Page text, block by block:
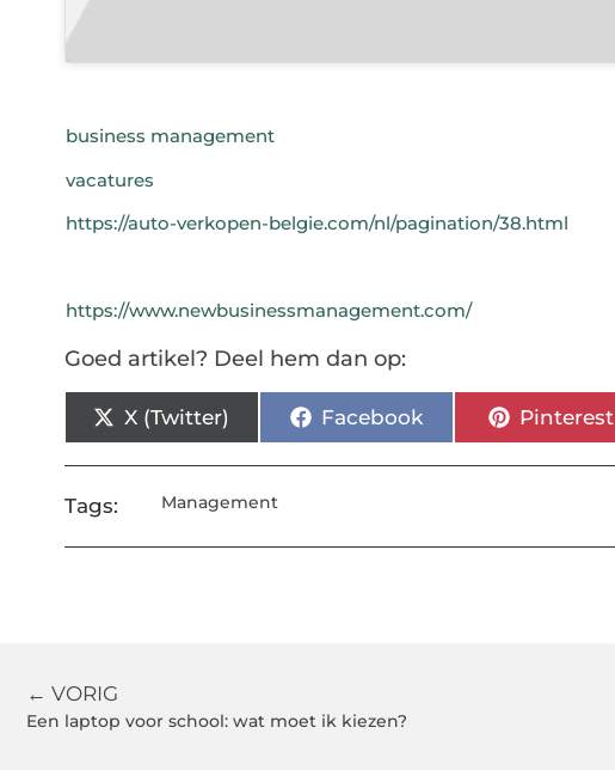
business management
vacatures
https://auto-verkopen-belgie.com/nl/pagination/38.html
https://www.newbusinessmanagement.com/
Goed artikel? Deel hem dan op:
X (Twitter) Facebook Pinterest
Tags: Management
← VORIG
Een laptop voor school: wat moet ik kiezen?